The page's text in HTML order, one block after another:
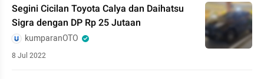
Segini Cicilan Toyota Calya dan Daihatsu
Sigra dengan DP Rp 25 Jutaan
kumparanOTO
8 Jul 2022